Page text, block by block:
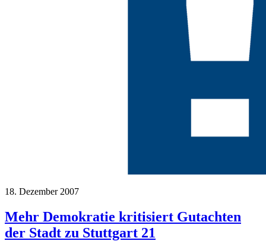
18. Dezember 2007
Mehr Demokratie kritisiert Gutachten
der Stadt zu Stuttgart 21